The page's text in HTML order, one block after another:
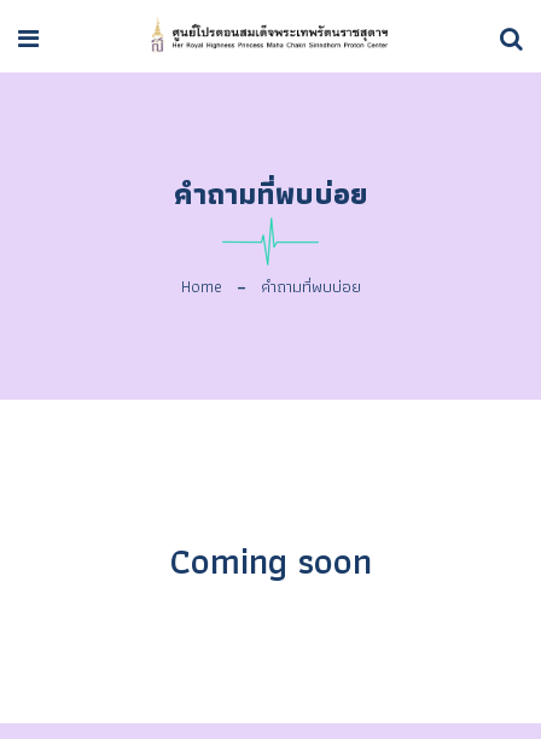
คำถามที่พบบ่อย
Home คำถามที่พบบ่อย
Coming soon